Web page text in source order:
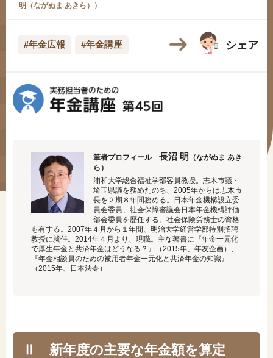
人気#タグ「5選」
#年金広報
#くらしすとEYE(年金)
#年金のこんなとき
#年金講座
「年金」に関する記事
明（ながぬま あきら））
#年金広報 #年金講座 シェア
筆者プロフィール 長沼 明
（ながぬま あき
ら）
浦和大学総合福祉学部客員教授。志木市議・
埼玉県議を務めたのち、2005年からは志木市
長を２期８年間務める。日本年金機構設立委
員会委員、社会保障審議会日本年金機構評価
部会委員を歴任する。社会保険労務士の資格
も有する。2007年４月から１年間、明治大学経営学部特別招聘
教授に就任。2014年４月より、現職。主な著書に『年金一元化
で厚生年金と共済年金はどうなる？』（2015年、年友企画）、
『年金相談員のための被用者年金一元化と共済年金の知識』
（2015年、日本法令）
Ⅱ 新年度の主要な年金額を算定